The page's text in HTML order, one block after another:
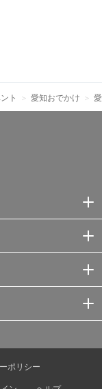
ト 愛知おでかけ
ポリシー